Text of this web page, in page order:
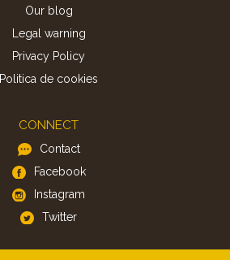
Our blog
Legal warning
Privacy Policy
Politica de cookies
CONNECT
Contact
Facebook
Instagram
Twitter